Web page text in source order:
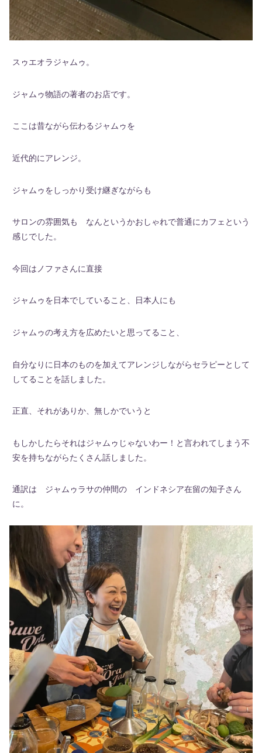
スゥエオラジャムゥ。
ジャムゥ物語の著者のお店です。
ここは昔ながら伝わるジャムゥを
近代的にアレンジ。
ジャムゥをしっかり受け継ぎながらも
サロンの雰囲気も なんというかおしゃれで普通にカフェという
感じでした。
今回はノファさんに直接
ジャムゥを日本でしていること、日本人にも
ジャムゥの考え方を広めたいと思ってること、
自分なりに日本のものを加えてアレンジしながらセラピーとして
してることを話しました。
正直、それがありか、無しかでいうと
もしかしたらそれはジャムゥじゃないわー！と言われてしまう不
安を持ちながらたくさん話しました。
通訳は ジャムゥラサの仲間の インドネシア在留の知子さん
に。